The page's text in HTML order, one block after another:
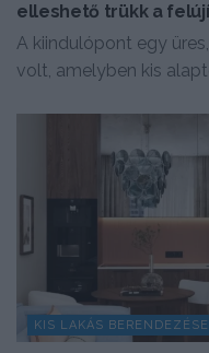
elleshető trükk a
A kiindulópont egy
volt, amelyben kis
KIS LAKÁS BERENDEZÉSE